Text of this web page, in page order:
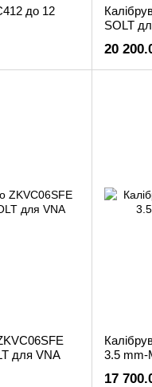
до 12
SOLT
20
для VNA
3.5 mm-
17